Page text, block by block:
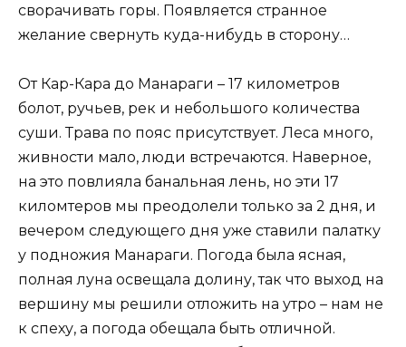
сворачивать горы. Появляется странное
желание свернуть куда-нибудь в сторону…
От Кар-Кара до Манараги – 17 километров
болот, ручьев, рек и небольшого количества
суши. Трава по пояс присутствует. Леса много,
живности мало, люди встречаются. Наверное,
на это повлияла банальная лень, но эти 17
киломтеров мы преодолели только за 2 дня, и
вечером следующего дня уже ставили палатку
у подножия Манараги. Погода была ясная,
полная луна освещала долину, так что выход на
вершину мы решили отложить на утро – нам не
к спеху, а погода обещала быть отличной.